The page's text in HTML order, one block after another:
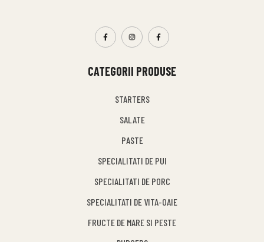
CATEGORII PRODUSE
STARTERS
SALATE
PASTE
SPECIALITATI DE PUI
SPECIALITATI DE PORC
SPECIALITATI DE VITA-OAIE
FRUCTE DE MARE SI PESTE